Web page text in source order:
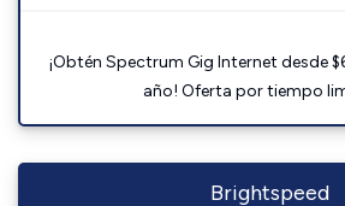
¡Obtén Spectrum Gig Internet desde
año! Oferta por tiempo
Brightspeed